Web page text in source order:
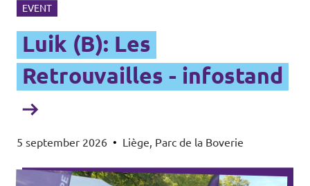
EVENT
Luik (B): Les
Retrouvailles - infostand
5 september 2026 • Liège, Parc de la Boverie